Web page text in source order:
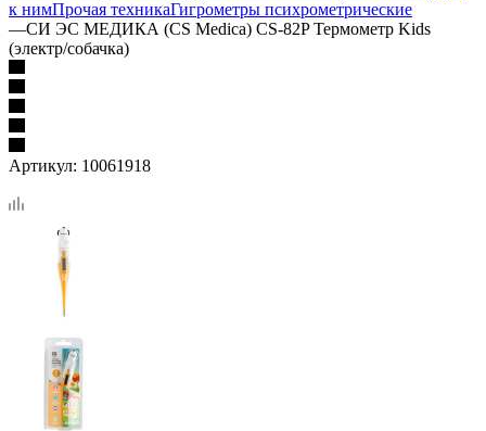
к нимПрочая техникаГигрометры психрометрические
—СИ ЭС МЕДИКА (CS Medica) CS-82P Термометр Kids
(электр/собачка)
Артикул: 10061918